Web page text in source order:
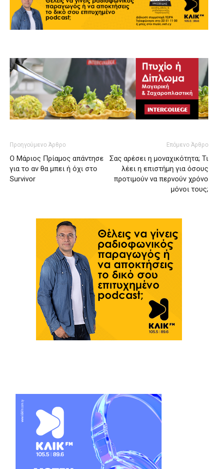
Προηγούμενο Άρθρο
Ο Μάριος Πρίαμος απάντησε
για το αν θα μπει ή όχι στο
Survivor
Επόμενο Άρθρο
Σας αρέσει η μοναχικότητα; Τι
λέει η επιστήμη για όσους
προτιμούν να περνούν χρόνο
μόνοι τους;